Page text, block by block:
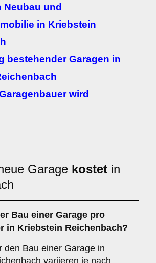
und
in Kriebstein
bestehender Garagen in
wird
Garage kostet in
Bau einer Garage pro
in Kriebstein Reichenbach?
den Bau einer Garage in
variieren je nach